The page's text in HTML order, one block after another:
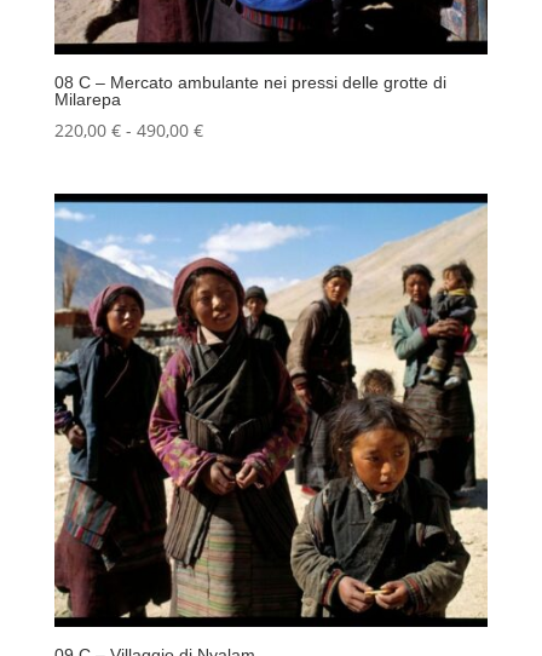
08 C – Mercato ambulante nei pressi delle grotte di
Milarepa
220,00 € - 490,00 €Fascia
220,00 €
a
490,00 €